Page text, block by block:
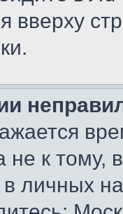
вверху
не к тому,
личных